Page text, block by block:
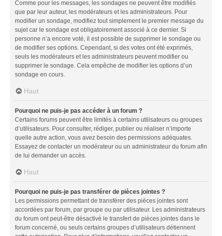
Comme pour les messages, les sondages ne peuvent être modifiés
que par leur auteur, les modérateurs et les administrateurs. Pour
modifier un sondage, modifiez tout simplement le premier message du
sujet car le sondage est obligatoirement associé à ce dernier. Si
personne n’a encore voté, il est possible de supprimer le sondage ou
de modifier ses options. Cependant, si des votes ont été exprimés,
seuls les modérateurs et les administrateurs peuvent modifier ou
supprimer le sondage. Cela empêche de modifier les options d’un
sondage en cours.
Haut
Pourquoi ne puis-je pas accéder à un forum ?
Certains forums peuvent être limités à certains utilisateurs ou groupes
d’utilisateurs. Pour consulter, rédiger, publier ou réaliser n’importe
quelle autre action, vous avez besoin des permissions adéquates.
Essayez de contacter un modérateur ou un administrateur du forum afin
de lui demander un accès.
Haut
Pourquoi ne puis-je pas transférer de pièces jointes ?
Les permissions permettant de transférer des pièces jointes sont
accordées par forum, par groupe ou par utilisateur. Les administrateurs
du forum ont peut-être désactivé le transfert de pièces jointes dans le
forum concerné, ou seuls certains groupes d’utilisateurs détiennent